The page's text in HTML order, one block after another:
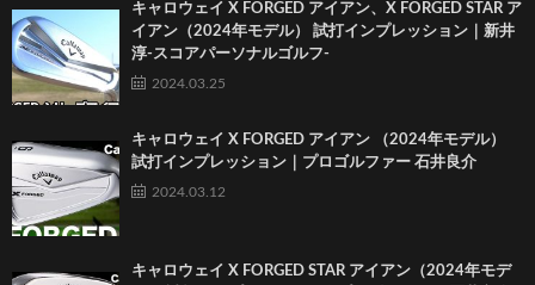
キャロウェイ X FORGED アイアン、X FORGED STAR ア
イアン（2024年モデル） 試打インプレッション｜新井
淳-スコアパーソナルゴルフ-
2024.03.25
キャロウェイ X FORGED アイアン （2024年モデル）
試打インプレッション｜プロゴルファー 石井良介
2024.03.12
キャロウェイ X FORGED STAR アイアン（2024年モデ